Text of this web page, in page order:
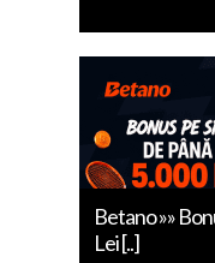
Betano »»
Lei [..]